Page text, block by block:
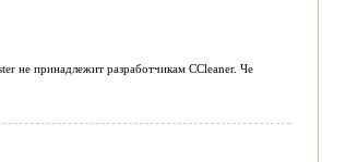
не принадлежит разработчикам CCleaner. Че